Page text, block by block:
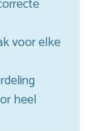
voor elke
heel